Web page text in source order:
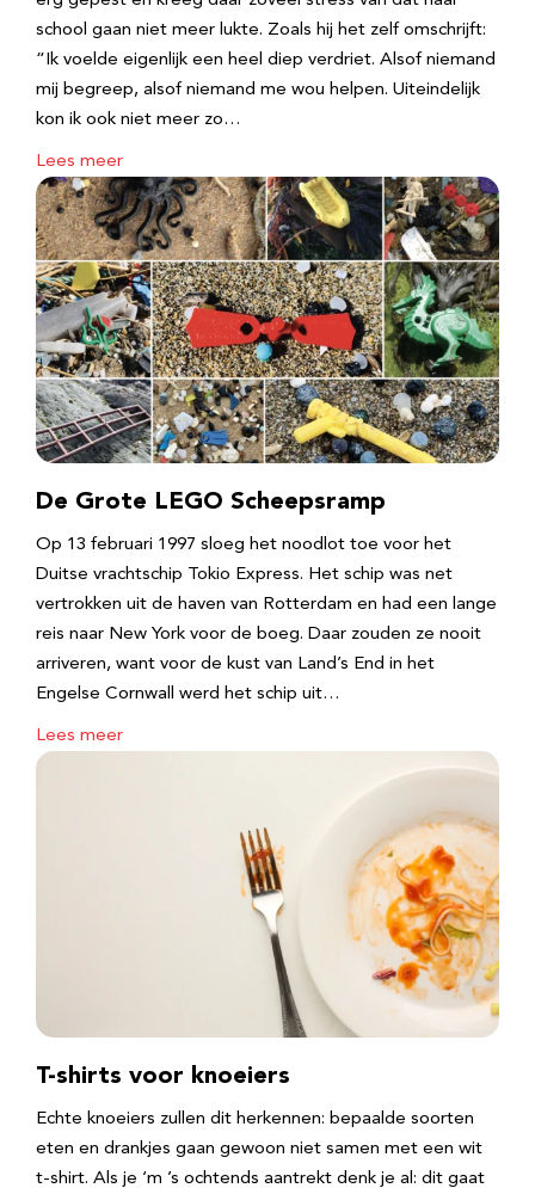
school gaan niet meer lukte. Zoals hij het zelf omschrijft:
“Ik voelde eigenlijk een heel diep verdriet. Alsof niemand
mij begreep, alsof niemand me wou helpen. Uiteindelijk
kon ik ook niet meer zo…
Lees meer
De Grote LEGO Scheepsramp
Op 13 februari 1997 sloeg het noodlot toe voor het
Duitse vrachtschip Tokio Express. Het schip was net
vertrokken uit de haven van Rotterdam en had een lange
reis naar New York voor de boeg. Daar zouden ze nooit
arriveren, want voor de kust van Land’s End in het
Engelse Cornwall werd het schip uit…
Lees meer
T-shirts voor knoeiers
Echte knoeiers zullen dit herkennen: bepaalde soorten
eten en drankjes gaan gewoon niet samen met een wit
t-shirt. Als je ‘m ’s ochtends aantrekt denk je al: dit gaat